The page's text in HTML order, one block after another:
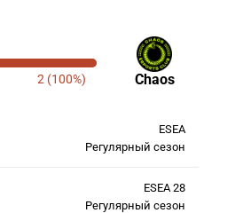
Chaos
2 (100%)
ESEA
Регулярный сезон
ESEA 28
Регулярный сезон